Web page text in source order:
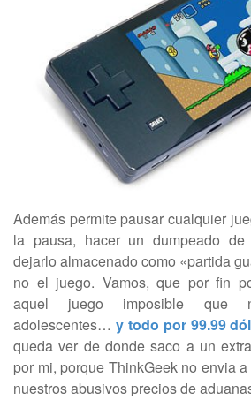
Además permite pausar cualquier
la pausa, hacer un dumpeado
dejarlo almacenado como «partida
no el juego. Vamos, que por fin
aquel juego imposible que
adolescentes… y todo por 99.99
queda ver de donde saco a un
por mi, porque ThinkGeek no envia
nuestros abusivos precios de